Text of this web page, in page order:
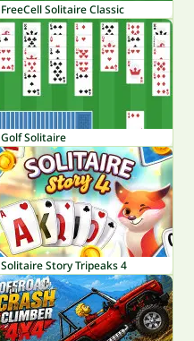
FreeCell Solitaire Classic
Golf Solitaire
Solitaire Story Tripeaks 4